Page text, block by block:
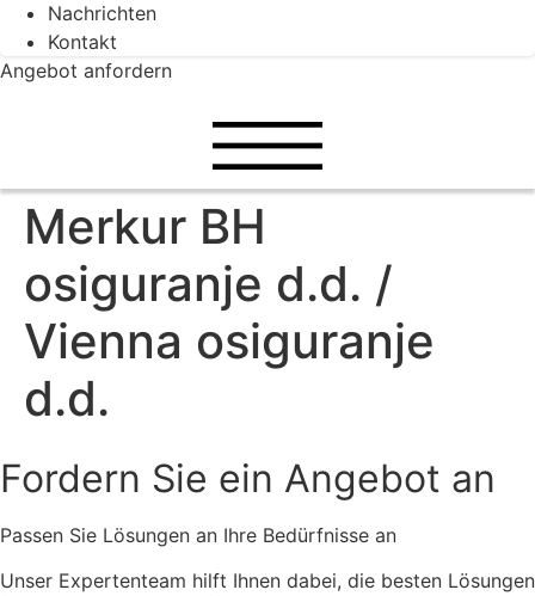
Nachrichten
Kontakt
Angebot anfordern
Merkur BH
osiguranje d.d. /
Vienna osiguranje
d.d.
Fordern Sie ein Angebot an
Passen Sie Lösungen an Ihre Bedürfnisse an
Unser Expertenteam hilft Ihnen dabei, die besten Lösungen